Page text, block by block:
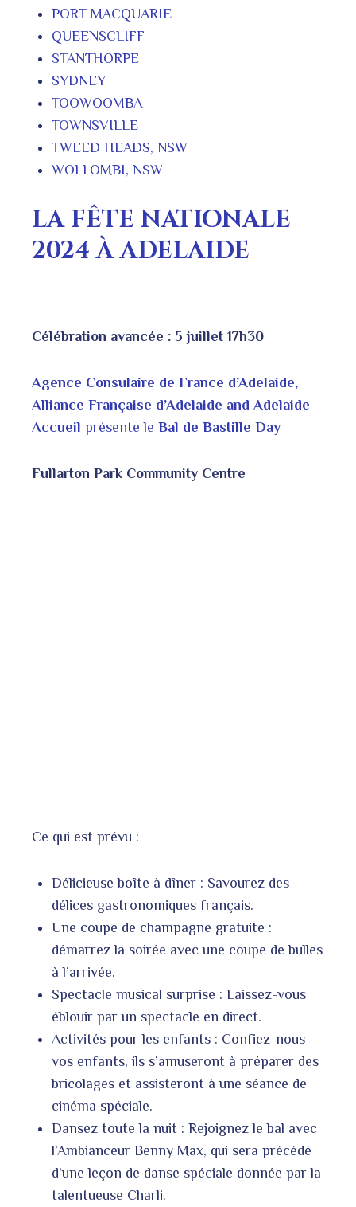
PORT MACQUARIE
QUEENSCLIFF
STANTHORPE
SYDNEY
TOOWOOMBA
TOWNSVILLE
TWEED HEADS, NSW
WOLLOMBI, NSW
LA FÊTE NATIONALE
2024 À ADELAIDE
Célébration avancée : 5 juillet 17h30
Agence Consulaire de France d’Adelaide,
Alliance Française d’Adelaide and Adelaide
Accueil présente le Bal de Bastille Day
Fullarton Park Community Centre
Ce qui est prévu :
Délicieuse boîte à dîner : Savourez des
délices gastronomiques français.
Une coupe de champagne gratuite :
démarrez la soirée avec une coupe de bulles
à l’arrivée.
Spectacle musical surprise : Laissez-vous
éblouir par un spectacle en direct.
Activités pour les enfants : Confiez-nous
vos enfants, ils s’amuseront à préparer des
bricolages et assisteront à une séance de
cinéma spéciale.
Dansez toute la nuit : Rejoignez le bal avec
l’Ambianceur Benny Max, qui sera précédé
d’une leçon de danse spéciale donnée par la
talentueuse Charli.